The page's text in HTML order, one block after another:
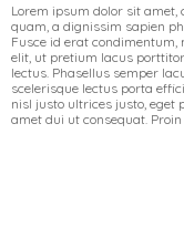
Lorem ipsum dolor sit
quam, a dignissim sapien
Fusce id erat
elit, ut pretium lacus
lectus. Phasellus semper
scelerisque lectus porta
nisl justo ultrices justo, eget
amet dui ut consequat.